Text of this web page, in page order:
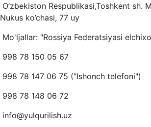
O’zbekiston Respublikasi,Toshkent sh.
Nukus ko’chasi, 77 uy
Mo'ljallar: "Rossiya Federatsiyasi
998 78 150 05 67
998 78 147 06 75 ("Ishonch telefoni")
998 78 148 06 72
info@yulqurilish.uz